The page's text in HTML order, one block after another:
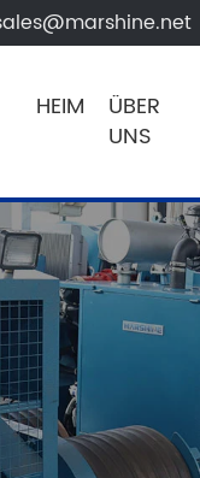
HEIM
ÜBER
UNS